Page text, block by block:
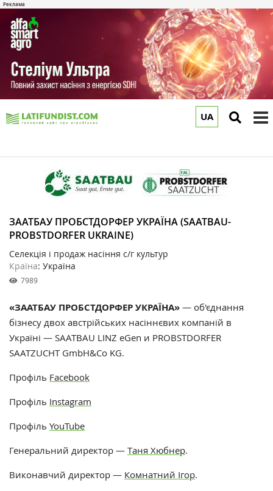
UA
ЗААТБАУ ПРОБСТДОРФЕР УКРАЇНА (SAATBAU-
PROBSTDORFER UKRAINE)
Селекція і продаж насіння с/г культур
Країна: Україна
7989
«ЗААТБАУ ПРОБСТДОРФЕР УКРАЇНА» — об'єднання
бізнесу двох австрійських насіннєвих компаній в
Україні — SAATBAU LINZ eGen и PROBSTDORFER
SAATZUCHT GmbH&Co KG.
Профіль Facebook
Профіль Instagram
Профіль YouTube
Генеральний директор — Таня Хюбнер.
Виконавчий директор — Комнатний Ігор.